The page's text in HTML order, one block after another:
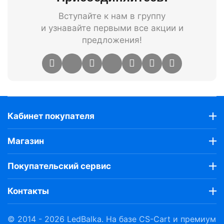
Вступайте к нам в группу
и узнавайте первыми все акции и
предложения!
Кабинет покупателя
Магазин
Покупательский сервис
Контакты
© 2014 - 2026 LedBalka. На базе CS-Cart и премиум